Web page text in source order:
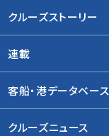
クルーズストーリー
連載
客船・港データベース
クルーズニュース